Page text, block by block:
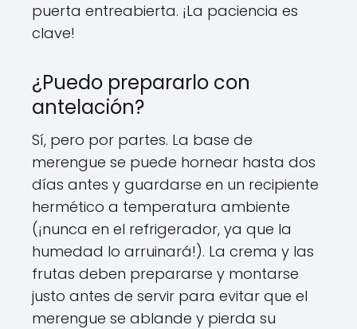
puerta entreabierta. ¡La paciencia es
clave!
¿Puedo prepararlo con
antelación?
Sí, pero por partes. La base de
merengue se puede hornear hasta dos
días antes y guardarse en un recipiente
hermético a temperatura ambiente
(¡nunca en el refrigerador, ya que la
humedad lo arruinará!). La crema y las
frutas deben prepararse y montarse
justo antes de servir para evitar que el
merengue se ablande y pierda su